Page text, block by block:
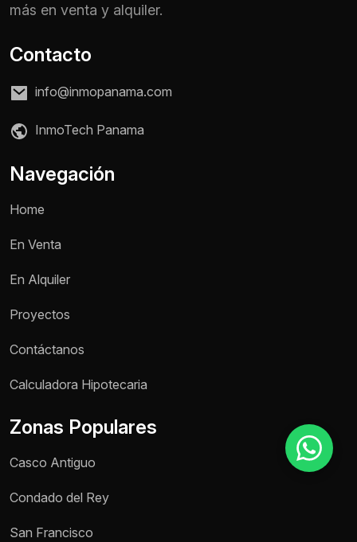
Nombre *
Teléfono / WhatsApp *
más en venta y alquiler.
Contacto
info@inmopanama.com
InmoTech Panama
Navegación
Home
En Venta
En Alquiler
Proyectos
Contáctanos
Calculadora Hipotecaria
Zonas Populares
Casco Antiguo
Condado del Rey
San Francisco